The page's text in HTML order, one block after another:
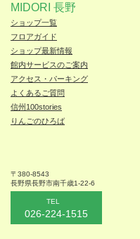
MIDORI 長野
ショップ一覧
フロアガイド
ショップ最新情報
館内サービスのご案内
アクセス・パーキング
よくあるご質問
信州100stories
りんごのひろば
〒380-8543
長野県長野市南千歳1-22-6
TEL
026-224-1515